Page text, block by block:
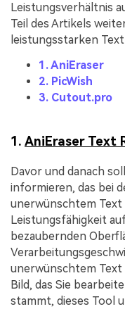
Leistungsverhältnis
Teil des Artikels
leistungsstarken
1. AniEraser
2. PicWish
3. Cutout.pro
1. AniEraser Text
Davor und danach
informieren, das bei
unerwünschtem Text
Leistungsfähigkeit
bezaubernden
unerwünschtem Text
Bild, das Sie
stammt, dieses Tool